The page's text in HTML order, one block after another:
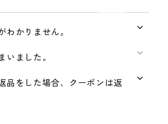
わかりません。
いました。
品をした場合、クーポンは返